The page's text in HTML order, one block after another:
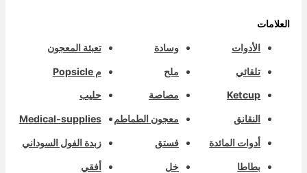
العلامات
الأدوات
تلقائي
Ketcup
النقانق
أدوات المائدة
بطاطا
وسادة
ملح
مصاصة
معجون الطماطم
فستق
خل
تعبئة المعجون
م Popsicle
حليب
Medical-supplies
زبدة الفول السوداني
أفقي